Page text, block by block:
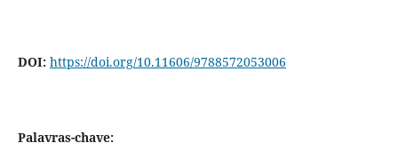
DOI: https://doi.org/10.11606/9788572053006
Palavras-chave: